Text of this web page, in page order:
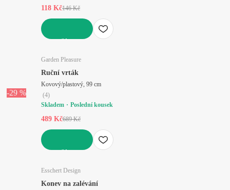
118 Kč146 Kč
-29 %
Garden Pleasure
Ruční vrták
Kovový/plastový, 99 cm
(4)
Skladem
Poslední kousek
489 Kč689 Kč
Esschert Design
Konev na zalévání